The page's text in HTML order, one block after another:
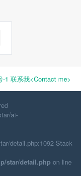
-1 联系我<Contact me>
ai-
detail.php:1092 Stack
star/detail.php on line